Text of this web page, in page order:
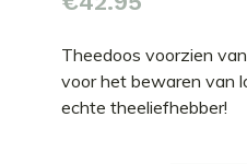
Theedoos voorzien
voor het bewaren van
echte theeliefhebber!